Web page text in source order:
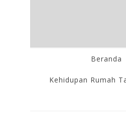
Beranda
Kehidupan Rumah